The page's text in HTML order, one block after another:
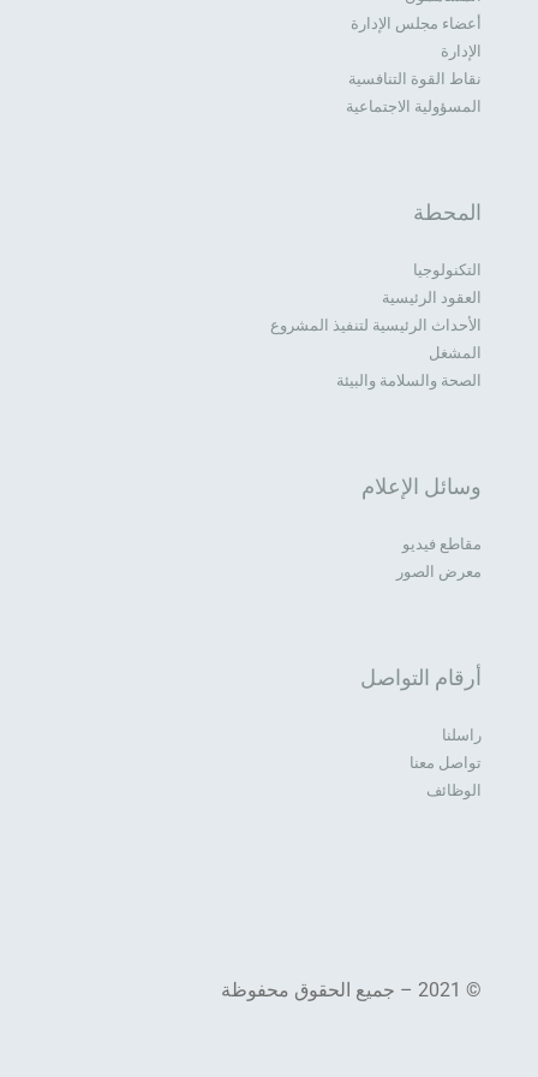
أعضاء مجلس الإدارة
الإدارة
نقاط القوة التنافسية
المسؤولية الاجتماعية
المحطة
التكنولوجيا
العقود الرئيسية
الأحداث الرئيسية لتنفيذ المشروع
المشغل
الصحة والسلامة والبيئة
وسائل الإعلام
مقاطع فيديو
معرض الصور
أرقام التواصل
راسلنا
تواصل معنا
الوظائف
© 2021 – جميع الحقوق محفوظة